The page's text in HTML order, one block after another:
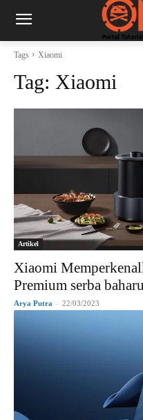
Tags Xiaomi
Tag: Xiaomi
Artikel
Xiaomi
Premium serba
Arya Putra - 22/03/2023